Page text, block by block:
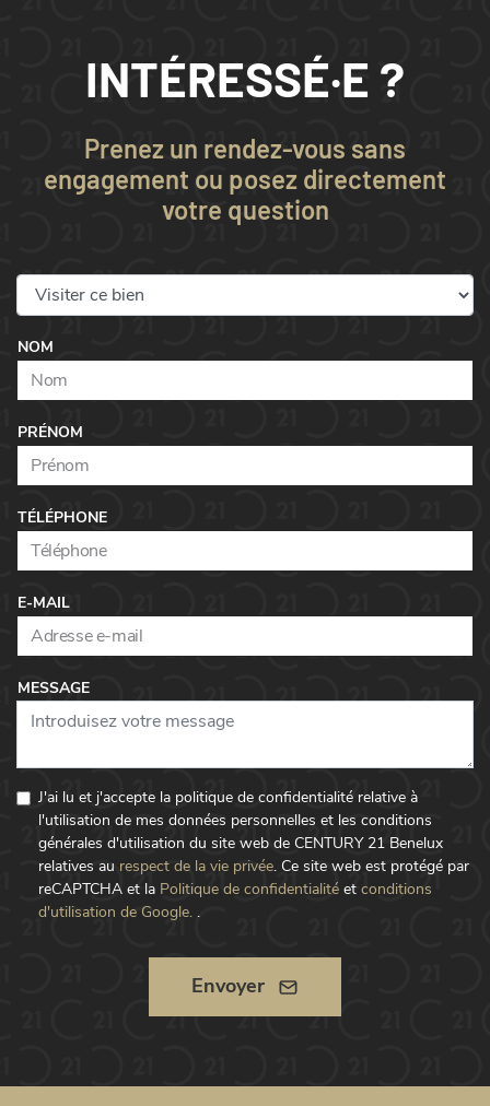
INTÉRESSÉ·E ?
Prenez un rendez-vous sans
engagement ou posez directement
votre question
NOM
PRÉNOM
TÉLÉPHONE
E-MAIL
MESSAGE
J'ai lu et j'accepte la politique de confidentialité relative à
l'utilisation de mes données personnelles et les conditions
générales d'utilisation du site web de CENTURY 21 Benelux
relatives au respect de la vie privée. Ce site web est protégé par
reCAPTCHA et la Politique de confidentialité et conditions
d'utilisation de Google. .
Envoyer